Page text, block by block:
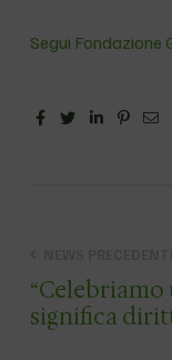
Segui Fondazione
FacebookTwitterLinkedin
“Celebriamo una
significa